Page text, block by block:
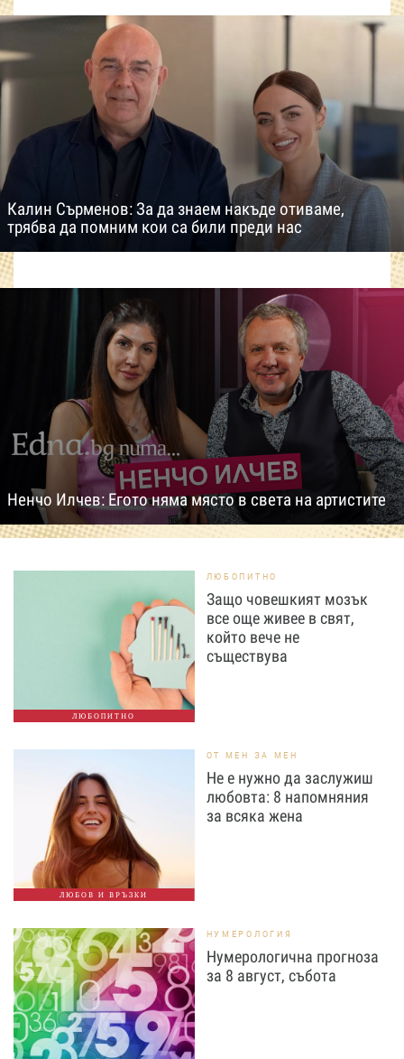
Калин Сърменов: За да знаем накъде отиваме,
трябва да помним кои са били преди нас
Ненчо Илчев: Егото няма място в света на артистите
ЛЮБОПИТНО
ЛЮБОПИТНО
Защо човешкият мозък
все още живее в свят,
който вече не
съществува
ЛЮБОВ И ВРЪЗКИ
ОТ МЕН ЗА МЕН
Не е нужно да заслужиш
любовта: 8 напомняния
за всяка жена
НУМЕРОЛОГИЯ
Нумерологична прогноза
за 8 август, събота